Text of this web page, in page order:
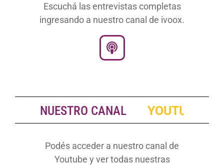
Escuchá las entrevistas completas
ingresando a nuestro canal de ivoox.
NUESTRO CANAL DE
Podés acceder a nuestro canal de
Youtube y ver todas nuestras